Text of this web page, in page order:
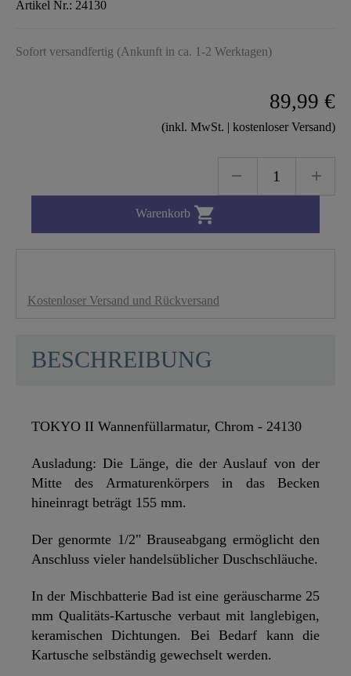
Artikel Nr.: 24130
Sofort versandfertig (Ankunft in ca. 1-2 Werktagen)
89,99 €
(inkl. MwSt. | kostenloser Versand)
Warenkorb 
Kostenloser Versand und Rückversand
BESCHREIBUNG
TOKYO II Wannenfüllarmatur, Chrom - 24130
Ausladung: Die Länge, die der Auslauf von der
Mitte des Armaturenkörpers in das Becken
hineinragt beträgt 155 mm.
Der genormte 1/2" Brauseabgang ermöglicht den
Anschluss vieler handelsüblicher Duschschläuche.
In der Mischbatterie Bad ist eine geräuscharme 25
mm Qualitäts-Kartusche verbaut mit langlebigen,
keramischen Dichtungen. Bei Bedarf kann die
Kartusche selbständig gewechselt werden.